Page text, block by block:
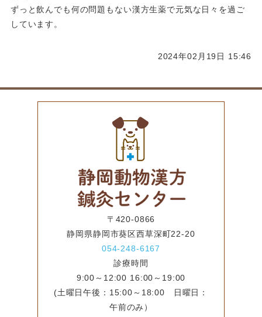
ずっと飲んでも何の問題もない漢方生薬で元気な日々を過ご
しています。
2024年02月19日 15:46
〒420-0866
静岡県静岡市葵区西草深町22-20
054-248-6167
診療時間
9:00～12:00 16:00～19:00
(土曜日午後：15:00～18:00 日曜日：
午前のみ）